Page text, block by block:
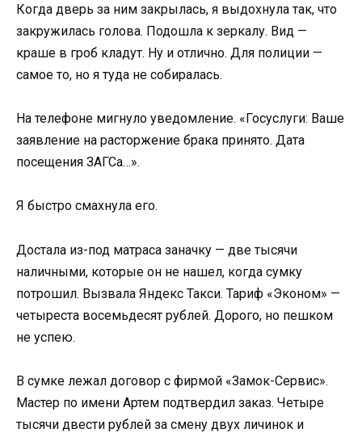
Когда дверь за ним закрылась, я выдохнула так, что
закружилась голова. Подошла к зеркалу. Вид —
краше в гроб кладут. Ну и отлично. Для полиции —
самое то, но я туда не собиралась.
На телефоне мигнуло уведомление. «Госуслуги: Ваше
заявление на расторжение брака принято. Дата
посещения ЗАГСа…».
Я быстро смахнула его.
Достала из-под матраса заначку — две тысячи
наличными, которые он не нашел, когда сумку
потрошил. Вызвала Яндекс Такси. Тариф «Эконом» —
четыреста восемьдесят рублей. Дорого, но пешком
не успею.
В сумке лежал договор с фирмой «Замок-Сервис».
Мастер по имени Артем подтвердил заказ. Четыре
тысячи двести рублей за смену двух личинок и